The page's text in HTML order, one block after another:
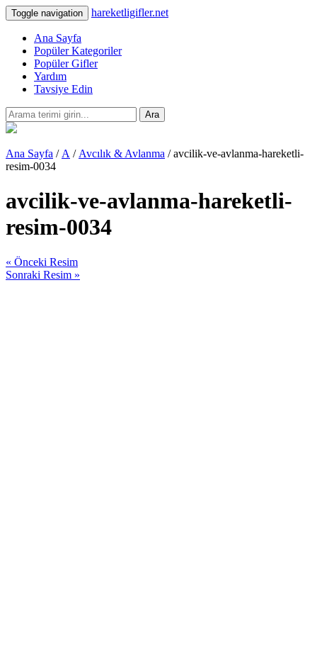
Toggle navigation hareketligifler.net
Ana Sayfa
Popüler Kategoriler
Popüler Gifler
Yardım
Tavsiye Edin
Ara
Ana Sayfa / A / Avcılık & Avlanma / avcilik-ve-avlanma-hareketli-
resim-0034
avcilik-ve-avlanma-hareketli-
resim-0034
« Önceki Resim
Sonraki Resim »